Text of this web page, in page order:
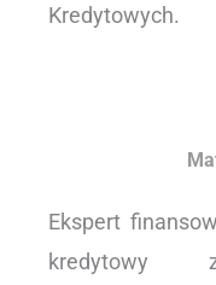
Kredytowych.
Ekspert
kredytowy